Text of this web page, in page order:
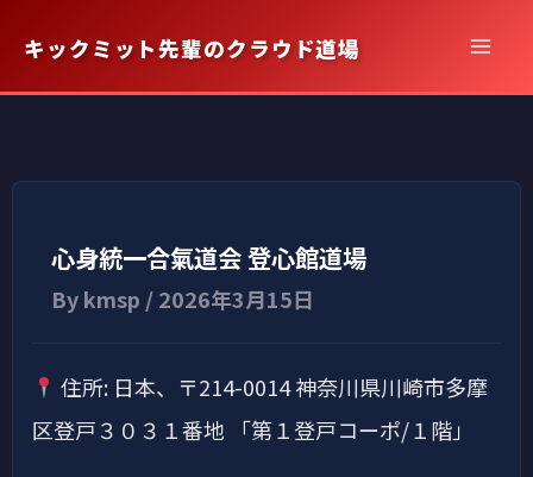
を
キ
キックミット先輩のクラウド道場
心身統一合氣道会 登心館道場
Bykmsp /2026年3月15日
住所: 日本、〒214-0014 神奈川県川崎市多摩
区登戸３０３１番地 「第１登戸コーポ/１階」